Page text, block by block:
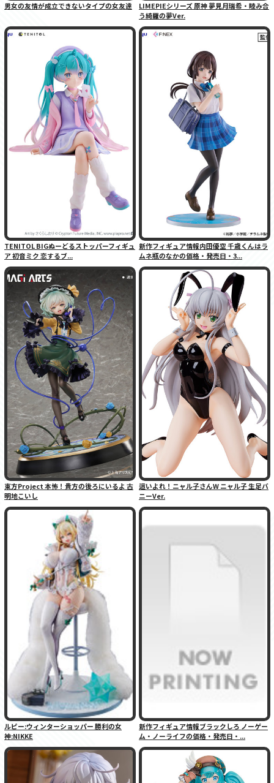
男女の友情が成立できないタイプの女友達
LIMEPIEシリーズ 原神 夢見月瑞希・睦み合
う綺羅の夢Ver.
TENITOL BIGぬーどるストッパーフィギュ
ア 初音ミク 恋するブ...
新作フィギュア情報内田優空 千歳くんはラ
ムネ瓶のなかの価格・発売日・3...
東方Project 本怖！貴方の後ろにいるよ 古
明地こいし
這いよれ！ニャル子さんW ニャル子 生足バ
ニーVer.
ルピー:ウィンターショッパー 勝利の女
神:NIKKE
新作フィギュア情報ブラックしろ ノーゲー
ム・ノーライフの価格・発売日・...